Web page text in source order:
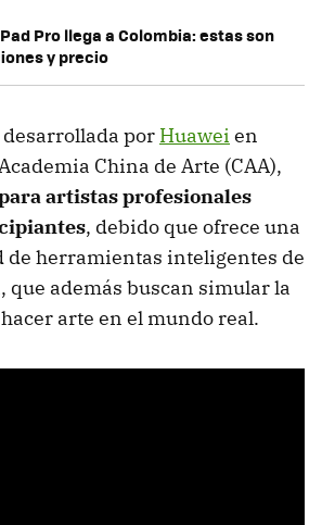
Pro llega a Colombia: estas son
y precio
por Huawei en
China de Arte (CAA),
artistas profesionales
, debido que ofrece una
de herramientas inteligentes de
además buscan simular la
arte en el mundo real.